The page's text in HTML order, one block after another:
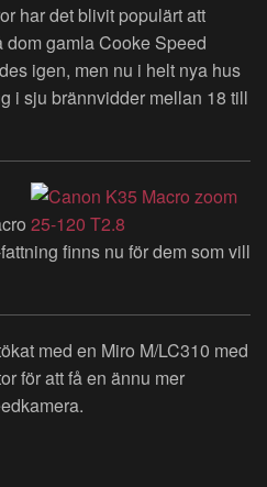
har det blivit populärt att
gamla Cooke Speed
igen, men nu i helt nya hus
i sju brännvidder mellan 18 till
finns nu för dem som vill
med en Miro M/LC310 med
för att få en ännu mer